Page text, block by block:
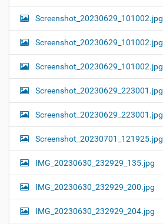
Screenshot_20230629_101002.jpg
Screenshot_20230629_101002.jpg
Screenshot_20230629_101002.jpg
Screenshot_20230629_223001.jpg
Screenshot_20230629_223001.jpg
Screenshot_20230701_121925.jpg
IMG_20230630_232929_135.jpg
IMG_20230630_232929_200.jpg
IMG_20230630_232929_204.jpg